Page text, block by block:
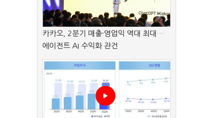
카카오, 2분기 매출·영업익 역대 최대…
에이전트 AI 수익화 관건